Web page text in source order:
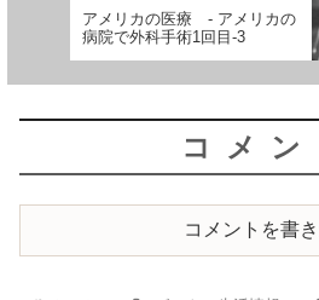
アメリカの医療 - アメリカの
病院で外科手術1回目-3
コメン
コメントを書